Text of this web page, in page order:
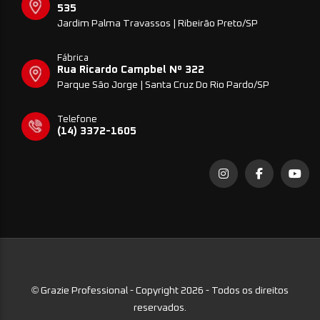
535
Jardim Palma Travassos | Ribeirão Preto/SP
Fábrica
Rua Ricardo Campbel Nº 322
Parque São Jorge | Santa Cruz Do Rio Pardo/SP
Telefone
(14) 3372-1605
© Grazie Professional - Copyright 2026 - Todos os direitos
reservados.